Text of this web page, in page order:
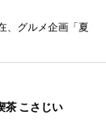
、グルメ企画「夏
茶 こさじい